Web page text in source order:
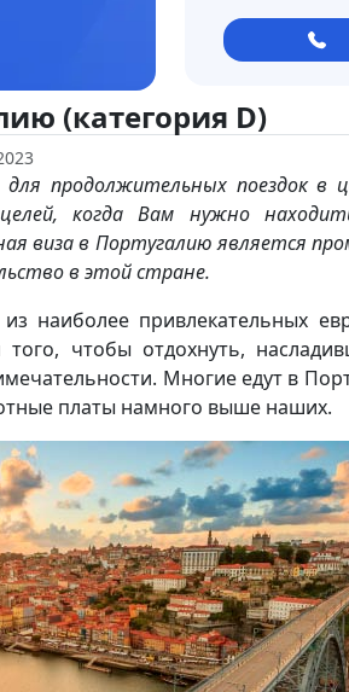
(категория D)
продолжительных поездок в
когда Вам нужно
виза в Португалию является
в этой стране.
наиболее привлекательных
чтобы отдохнуть,
Многие едут в
платы намного выше наших.